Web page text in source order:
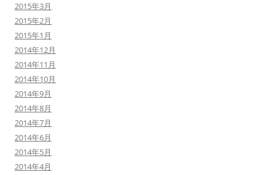
2015年3月
2015年2月
2015年1月
2014年12月
2014年11月
2014年10月
2014年9月
2014年8月
2014年7月
2014年6月
2014年5月
2014年4月